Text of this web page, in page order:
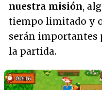
nuestra misión,
tiempo limitado y
serán importantes
la partida.